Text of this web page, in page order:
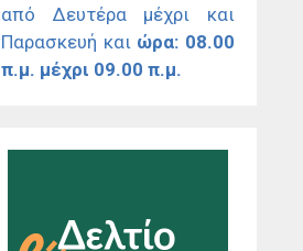
από Δευτέρα μέχρι και
Παρασκευή και ώρα: 08.00
π.μ. μέχρι 09.00 π.μ.